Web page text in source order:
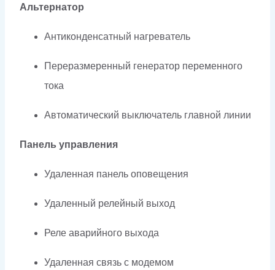
Альтернатор
Антиконденсатный нагреватель
Переразмеренный генератор переменного
тока
Автоматический выключатель главной линии
Панель управления
Удаленная панель оповещения
Удаленный релейный выход
Реле аварийного выхода
Удаленная связь с модемом